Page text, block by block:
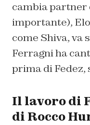
cambia partner
importante),
come Shiva, va
Ferragni ha
prima di Fedez,
Il lavoro di
di Rocco